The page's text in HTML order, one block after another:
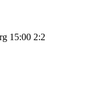
15:00 2:2